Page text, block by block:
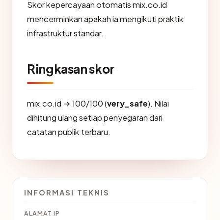
Skor kepercayaan otomatis mix.co.id
mencerminkan apakah ia mengikuti praktik
infrastruktur standar.
Ringkasan skor
mix.co.id → 100/100 (very_safe). Nilai
dihitung ulang setiap penyegaran dari
catatan publik terbaru.
INFORMASI TEKNIS
ALAMAT IP